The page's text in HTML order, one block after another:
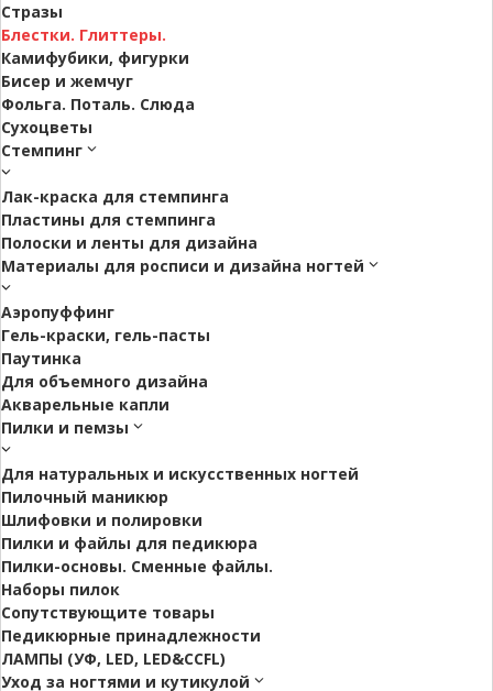
Стразы
Блестки. Глиттеры.
Камифубики, фигурки
Бисер и жемчуг
Фольга. Поталь. Слюда
Сухоцветы
Стемпинг
Лак-краска для стемпинга
Пластины для стемпинга
Полоски и ленты для дизайна
Материалы для росписи и дизайна ногтей
Аэропуффинг
Гель-краски, гель-пасты
Паутинка
Для объемного дизайна
Акварельные капли
Пилки и пемзы
Для натуральных и искусственных ногтей
Пилочный маникюр
Шлифовки и полировки
Пилки и файлы для педикюра
Пилки-основы. Сменные файлы.
Наборы пилок
Сопутствующите товары
Педикюрные принадлежности
ЛАМПЫ (УФ, LED, LED&CCFL)
Уход за ногтями и кутикулой